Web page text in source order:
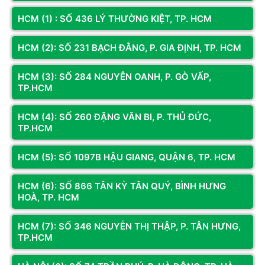
PC Đồ Họa Core I9 14900KF | 32G | NVME 1TB | RTX 5080
PC Đồ Họa Core I9 14900KF | 32G | NVME 1TB | RTX 5080
16Gnày được xây dựng dành cho những game thủ cần hiệu
năng mạnh mẽ và khả năng xử lý mượt mà trong mọi tựa
game AAA. Với nền tảng phần cứng thế hệ mới, người dùng có
thể tận hưởng đồ họa chất lượng cao, tốc độ khung hình ổn
định và khả năng phản hồi nhanh trong mọi tình huống. Không
chỉ phục vụ chơi game, cấu hình này còn phù hợp cho
livestream, dựng video, làm việc đa nhiệm hoặc khai thác các
HCM (1) : SỐ 436 LÝ THƯỜNG KIỆT, TP. HCM
HCM (2): SỐ 231 BẠCH ĐẰNG, P. GIA ĐỊNH, TP. HCM
HCM (3): SỐ 284 NGUYỄN OANH, P. GÒ VẤP,
TP.HCM
HCM (4): SỐ 260 ĐẶNG VĂN BI, P. THỦ ĐỨC,
TP.HCM
HCM (5): SỐ 1097B HẬU GIANG, QUẬN 6, TP. HCM
HCM (6): SỐ 866 TÂN KỲ TÂN QUÝ, BÌNH HƯNG
HOÀ, TP. HCM
HCM (7): SỐ 346 NGUYỄN THỊ THẬP, P. TÂN HƯNG,
TP.HCM